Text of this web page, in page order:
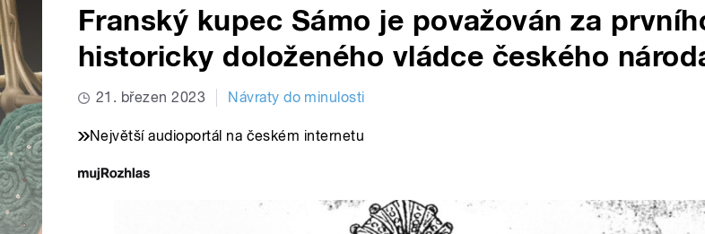
Franský kupec Sámo je považován za
historicky doloženého vládce českého
21. březen 2023 Návraty do minulosti
Největší audioportál na českém internetu